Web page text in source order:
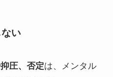
い
圧、否定は、メンタル